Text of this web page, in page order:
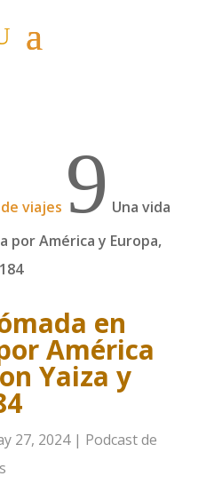
viajes 9 Una vida
por América y Europa,
en
América
Yaiza y
27, 2024| Podcast de